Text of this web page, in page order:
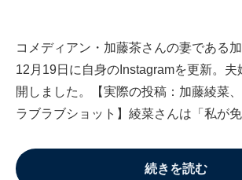
コメディアン・加藤茶さんの妻である加
12月19日に自身のInstagramを更新。夫
開しました。【実際の投稿：加藤綾菜
ラブラブショット】綾菜さんは「私が
続きを読む